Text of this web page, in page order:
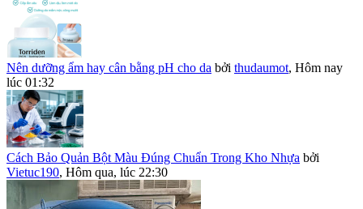
Nên dưỡng ẩm hay cân bằng pH cho da bởi thudaumot, Hôm nay
lúc 01:32
Cách Bảo Quản Bột Màu Đúng Chuẩn Trong Kho Nhựa bởi
Vietuc190, Hôm qua, lúc 22:30